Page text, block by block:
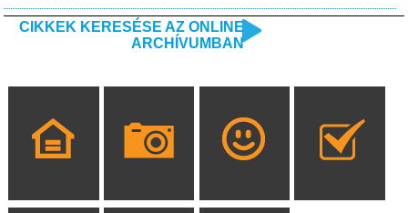
CIKKEK KERESÉSE AZ ONLINE
ARCHÍVUMBAN